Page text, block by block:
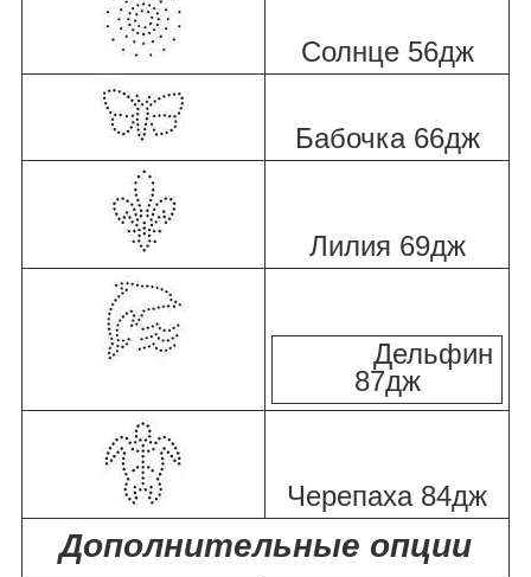
Солнце 56дж
Бабочка 66дж
Лилия 69дж
Дельфин
87дж
Черепаха 84дж
Дополнительные опции